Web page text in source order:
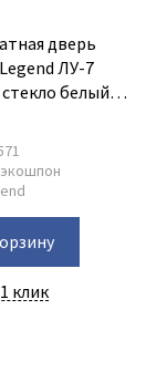
дверь
ЛУ-7
белый
экошпон
клик